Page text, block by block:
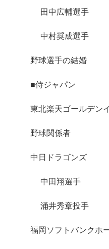
田中広輔選手
中村奨成選手
野球選手の結婚
■侍ジャパン
東北楽天ゴールデン
野球関係者
中日ドラゴンズ
中田翔選手
涌井秀章投手
福岡ソフトバンクホ